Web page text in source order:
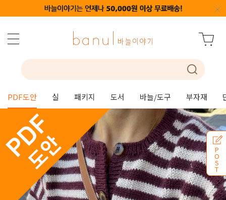
PDF도안 실 패키지 도서 바늘/도구 부자재
P
O
S
T